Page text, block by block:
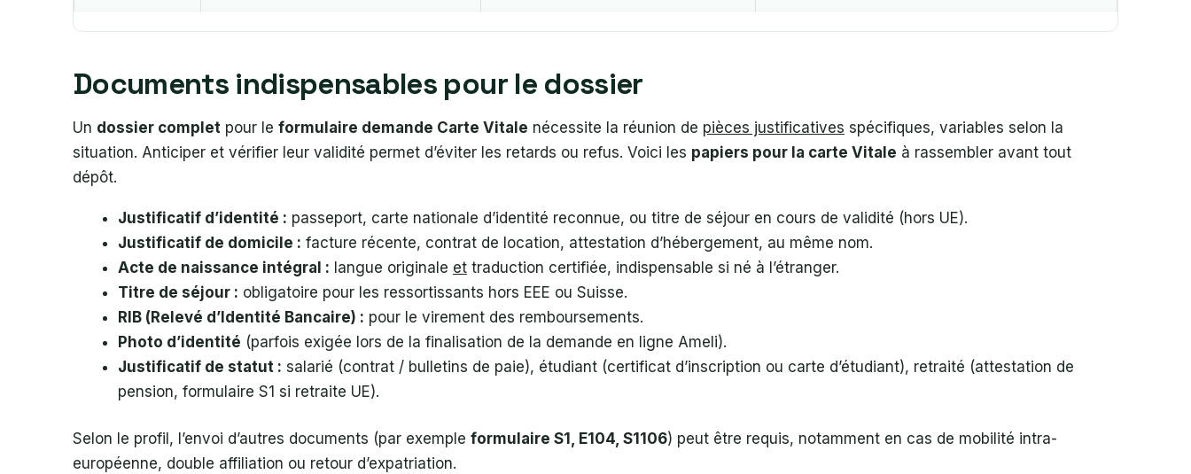
Documents indispensables pour le dossier
Un dossier complet pour le formulaire demande Carte Vitale nécessite la réunion de pièces justificatives spécifiques, variables selon la
situation. Anticiper et vérifier leur validité permet d’éviter les retards ou refus. Voici les papiers pour la carte Vitale à rassembler avant tout
dépôt.
Justificatif d’identité : passeport, carte nationale d’identité reconnue, ou titre de séjour en cours de validité (hors UE).
Justificatif de domicile : facture récente, contrat de location, attestation d’hébergement, au même nom.
Acte de naissance intégral : langue originale et traduction certifiée, indispensable si né à l’étranger.
Titre de séjour : obligatoire pour les ressortissants hors EEE ou Suisse.
RIB (Relevé d’Identité Bancaire) : pour le virement des remboursements.
Photo d’identité (parfois exigée lors de la finalisation de la demande en ligne Ameli).
Justificatif de statut : salarié (contrat / bulletins de paie), étudiant (certificat d’inscription ou carte d’étudiant), retraité (attestation de
pension, formulaire S1 si retraite UE).
Selon le profil, l’envoi d’autres documents (par exemple formulaire S1, E104, S1106) peut être requis, notamment en cas de mobilité intra-
européenne, double affiliation ou retour d’expatriation.